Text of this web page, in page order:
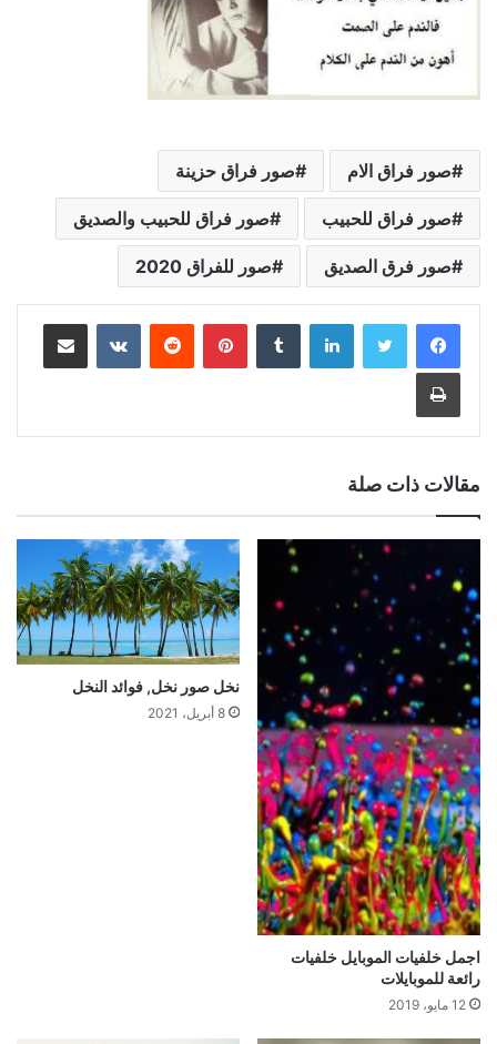
صور فراق الام صور فراق حزينة
صور فراق للحبيب صور فراق للحبيب والصديق
صور فرق الصديق صور للفراق 2020
لينكدإن بينتيريست مشاركة عبر البريد
طباعة
مقالات ذات صلة
اجمل خلفيات الموبايل خلفيات
رائعة للموبايلات
12 مايو، 2019
نخل صور نخل, فوائد النخل
8 أبريل، 2021